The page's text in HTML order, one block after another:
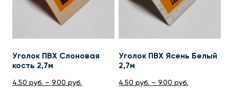
Уголок ПВХ Слоновая
кость 2,7м
4.50руб. –9.00руб.
Уголок ПВХ Ясень Белый
2,7м
4.50руб. –9.00руб.